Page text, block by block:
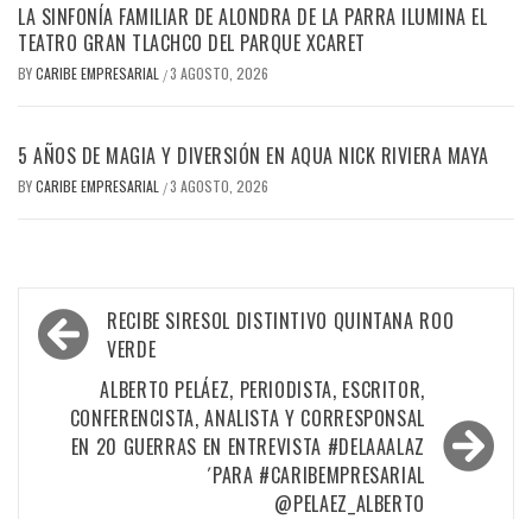
LA SINFONÍA FAMILIAR DE ALONDRA DE LA PARRA ILUMINA EL
TEATRO GRAN TLACHCO DEL PARQUE XCARET
BYCARIBE EMPRESARIAL /3 AGOSTO, 2026
5 AÑOS DE MAGIA Y DIVERSIÓN EN AQUA NICK RIVIERA MAYA
BYCARIBE EMPRESARIAL /3 AGOSTO, 2026
Navegación
de
entradas
RECIBE SIRESOL DISTINTIVO QUINTANA ROO
VERDE
ALBERTO PELÁEZ, PERIODISTA, ESCRITOR,
CONFERENCISTA, ANALISTA Y CORRESPONSAL
EN 20 GUERRAS EN ENTREVISTA #DELAAALAZ
´PARA #CARIBEMPRESARIAL
@PELAEZ_ALBERTO